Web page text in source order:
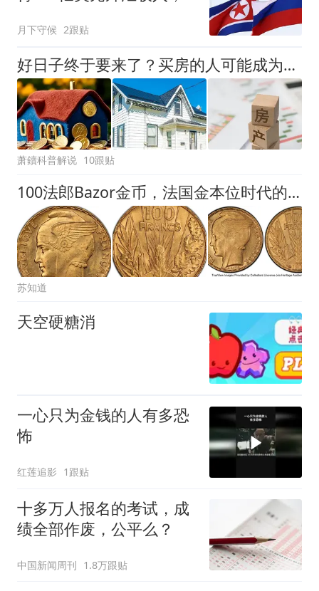
月下守候 2跟贴
好日子终于要来了？买房的人可能成为人生赢家，唱衰的人会哭吗
萧鑟科普解说 10跟贴
100法郎Bazor金币，法国金本位时代的最后挽歌
苏知道
天空硬糖消
一心只为金钱的人有多恐
怖
红莲追影 1跟贴
十多万人报名的考试，成
绩全部作废，公平么？
中国新闻周刊 1.8万跟贴